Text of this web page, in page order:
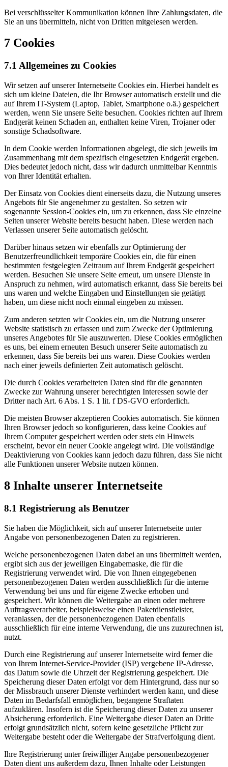
Bei verschlüsselter Kommunikation können Ihre Zahlungsdaten, die
Sie an uns übermitteln, nicht von Dritten mitgelesen werden.
7 Cookies
7.1 Allgemeines zu Cookies
Wir setzen auf unserer Internetseite Cookies ein. Hierbei handelt es
sich um kleine Dateien, die Ihr Browser automatisch erstellt und die
auf Ihrem IT-System (Laptop, Tablet, Smartphone o.ä.) gespeichert
werden, wenn Sie unsere Seite besuchen. Cookies richten auf Ihrem
Endgerät keinen Schaden an, enthalten keine Viren, Trojaner oder
sonstige Schadsoftware.
In dem Cookie werden Informationen abgelegt, die sich jeweils im
Zusammenhang mit dem spezifisch eingesetzten Endgerät ergeben.
Dies bedeutet jedoch nicht, dass wir dadurch unmittelbar Kenntnis
von Ihrer Identität erhalten.
Der Einsatz von Cookies dient einerseits dazu, die Nutzung unseres
Angebots für Sie angenehmer zu gestalten. So setzen wir
sogenannte Session-Cookies ein, um zu erkennen, dass Sie einzelne
Seiten unserer Website bereits besucht haben. Diese werden nach
Verlassen unserer Seite automatisch gelöscht.
Darüber hinaus setzen wir ebenfalls zur Optimierung der
Benutzerfreundlichkeit temporäre Cookies ein, die für einen
bestimmten festgelegten Zeitraum auf Ihrem Endgerät gespeichert
werden. Besuchen Sie unsere Seite erneut, um unsere Dienste in
Anspruch zu nehmen, wird automatisch erkannt, dass Sie bereits bei
uns waren und welche Eingaben und Einstellungen sie getätigt
haben, um diese nicht noch einmal eingeben zu müssen.
Zum anderen setzten wir Cookies ein, um die Nutzung unserer
Website statistisch zu erfassen und zum Zwecke der Optimierung
unseres Angebotes für Sie auszuwerten. Diese Cookies ermöglichen
es uns, bei einem erneuten Besuch unserer Seite automatisch zu
erkennen, dass Sie bereits bei uns waren. Diese Cookies werden
nach einer jeweils definierten Zeit automatisch gelöscht.
Die durch Cookies verarbeiteten Daten sind für die genannten
Zwecke zur Wahrung unserer berechtigten Interessen sowie der
Dritter nach Art. 6 Abs. 1 S. 1 lit. f DS-GVO erforderlich.
Die meisten Browser akzeptieren Cookies automatisch. Sie können
Ihren Browser jedoch so konfigurieren, dass keine Cookies auf
Ihrem Computer gespeichert werden oder stets ein Hinweis
erscheint, bevor ein neuer Cookie angelegt wird. Die vollständige
Deaktivierung von Cookies kann jedoch dazu führen, dass Sie nicht
alle Funktionen unserer Website nutzen können.
8 Inhalte unserer Internetseite
8.1 Registrierung als Benutzer
Sie haben die Möglichkeit, sich auf unserer Internetseite unter
Angabe von personenbezogenen Daten zu registrieren.
Welche personenbezogenen Daten dabei an uns übermittelt werden,
ergibt sich aus der jeweiligen Eingabemaske, die für die
Registrierung verwendet wird. Die von Ihnen eingegebenen
personenbezogenen Daten werden ausschließlich für die interne
Verwendung bei uns und für eigene Zwecke erhoben und
gespeichert. Wir können die Weitergabe an einen oder mehrere
Auftragsverarbeiter, beispielsweise einen Paketdienstleister,
veranlassen, der die personenbezogenen Daten ebenfalls
ausschließlich für eine interne Verwendung, die uns zuzurechnen ist,
nutzt.
Durch eine Registrierung auf unserer Internetseite wird ferner die
von Ihrem Internet-Service-Provider (ISP) vergebene IP-Adresse,
das Datum sowie die Uhrzeit der Registrierung gespeichert. Die
Speicherung dieser Daten erfolgt vor dem Hintergrund, dass nur so
der Missbrauch unserer Dienste verhindert werden kann, und diese
Daten im Bedarfsfall ermöglichen, begangene Straftaten
aufzuklären. Insofern ist die Speicherung dieser Daten zu unserer
Absicherung erforderlich. Eine Weitergabe dieser Daten an Dritte
erfolgt grundsätzlich nicht, sofern keine gesetzliche Pflicht zur
Weitergabe besteht oder die Weitergabe der Strafverfolgung dient.
Ihre Registrierung unter freiwilliger Angabe personenbezogener
Daten dient uns außerdem dazu, Ihnen Inhalte oder Leistungen